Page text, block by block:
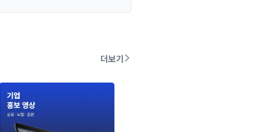
더보기